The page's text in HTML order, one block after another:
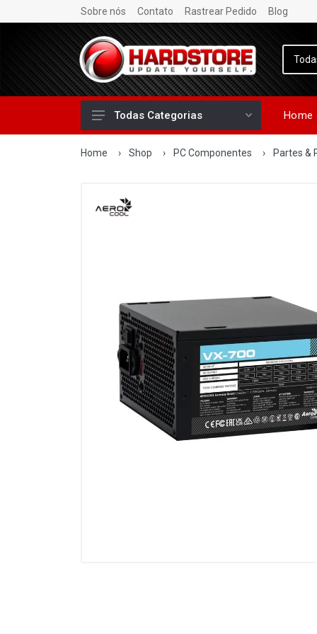
Sobre nós Contato Rastrear Pedido Blog
Todas Categorias Home
Home › Shop › PC Componentes › Partes &